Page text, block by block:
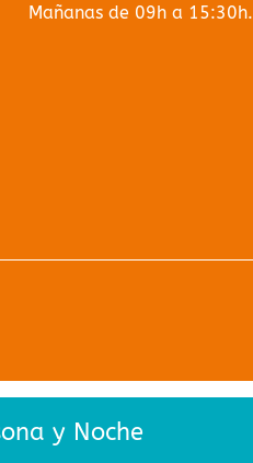
Mañanas de 09h a 15:30h.
y Noche